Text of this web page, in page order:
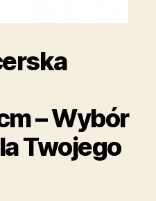
– Wybór
Twojego